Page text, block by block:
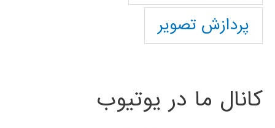
پردازش تصویر
کانال ما در یوتیوب